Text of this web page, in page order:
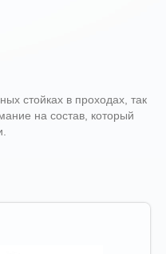
стойках в проходах, так
на состав, который